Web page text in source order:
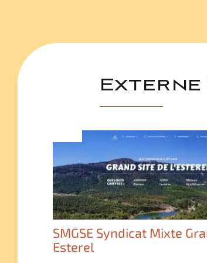
Externe
SMGSE Syndicat Mixte
Esterel